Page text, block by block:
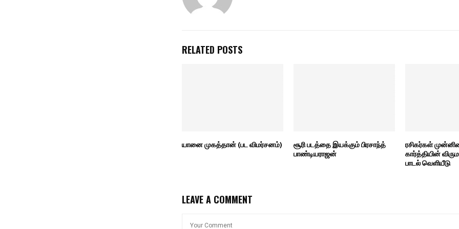
RELATED POSTS
யானை முகத்தான் (பட விமர்சனம்) சூரி படத்தை இயக்கும் பிரசாந்த்
பாண்டியராஜன்
ரசிகர்கள்
கார்த்தியின்
பாடல் வெளியீடு
LEAVE A COMMENT